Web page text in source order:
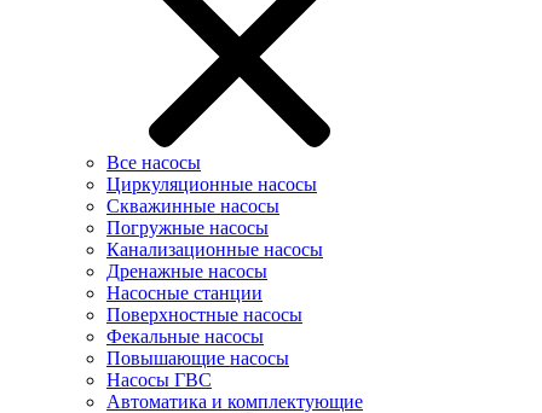
Все насосы
Циркуляционные насосы
Скважинные насосы
Погружные насосы
Канализационные насосы
Дренажные насосы
Насосные станции
Поверхностные насосы
Фекальные насосы
Повышающие насосы
Насосы ГВС
Автоматика и комплектующие